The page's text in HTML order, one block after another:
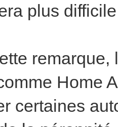
plus
remarque,
Home
certaines